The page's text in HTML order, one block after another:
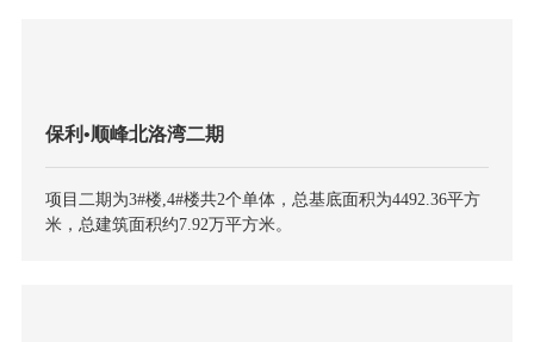
保利•顺峰北洛湾二期
项目二期为3#楼,4#楼共2个单体，总基底面积为4492.36平方
米，总建筑面积约7.92万平方米。